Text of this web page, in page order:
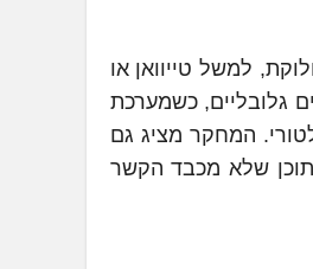
למשל טייוואן או
גלובליים, כשמערכת
המחקר מציג גם
תוכן שלא מכבד הקשר